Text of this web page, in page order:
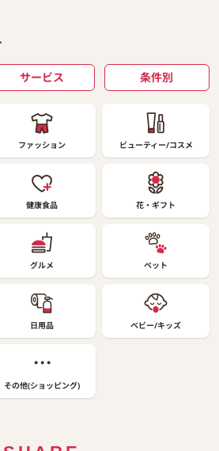
サービス 条件別
ファッション ビューティー/コスメ
健康食品 花・ギフト
グルメ ペット
日用品 ベビー/キッズ
その他(ショッピング)